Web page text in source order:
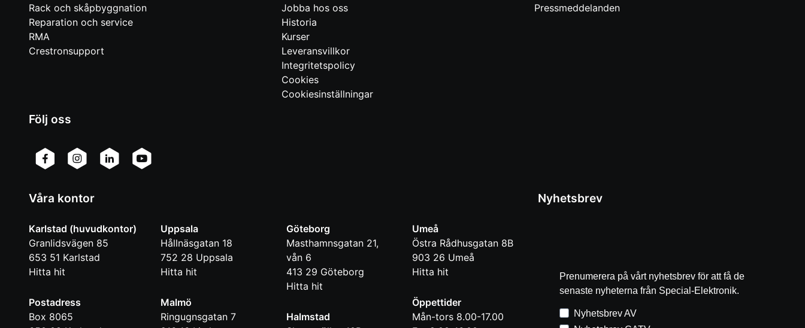
Rack och skåpbyggnation
Reparation och service
RMA
Crestronsupport
Jobba hos oss
Historia
Kurser
Leveransvillkor
Integritetspolicy
Cookies
Cookiesinställningar
Pressmeddelanden
Följ oss
Våra kontor
Karlstad (huvudkontor)
Granlidsvägen 85
653 51 Karlstad
Hitta hit
Postadress
Box 8065
Uppsala
Hållnäsgatan 18
752 28 Uppsala
Hitta hit
Malmö
Ringugnsgatan 7
Göteborg
Masthamnsgatan 21,
vån 6
413 29 Göteborg
Hitta hit
Halmstad
Umeå
Östra Rådhusgatan 8B
903 26 Umeå
Hitta hit
Öppettider
Mån-tors 8.00-17.00
Nyhetsbrev